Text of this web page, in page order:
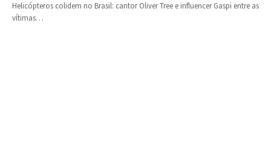
Helicópteros colidem no Brasil: cantor Oliver Tree e influencer Gaspi entre as
vítimas…